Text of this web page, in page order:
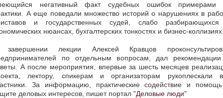
негативный факт судебных ошибок примерами
А еще поведали множество историй о нарушениях в
и государственных судей, слабо
нюансах, бухгалтерских тонкостях и бизнес-
лекции Алексей Кравцов
по отдельным вопросам, дал
А после мероприятия, впервые за шесть месяцев
лектору, спикерам и организаторам рукоплескали
За информацию, практические содействие и
деловых интересов, пишет портал "Деловые люди"